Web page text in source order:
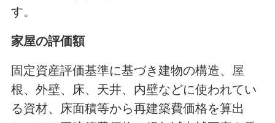
す。
家屋の評価額
固定資産評価基準に基づき建物の構造、屋
根、外壁、床、天井、内壁などに使われてい
る資材、床面積等から再建築費価格を算出